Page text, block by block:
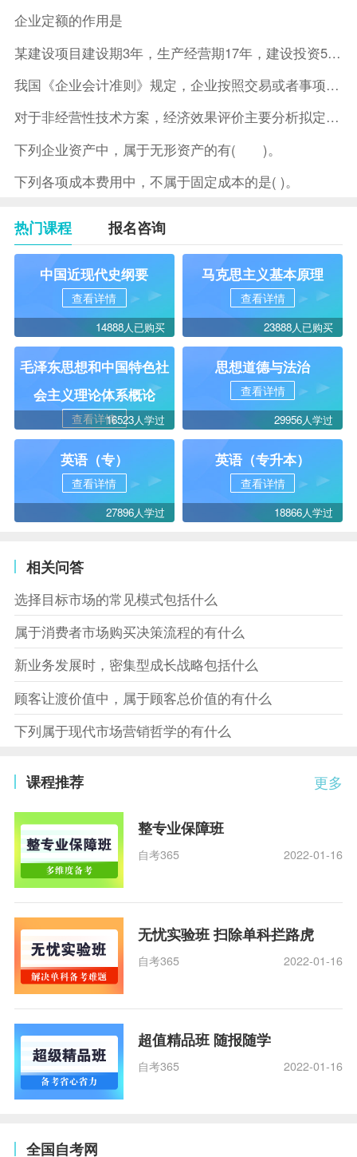
企业定额的作用是
某建设项目建设期3年，生产经营期17年，建设投资5500万元
我国《企业会计准则》规定，企业按照交易或者事项的经济特征确定
对于非经营性技术方案，经济效果评价主要分析拟定方案的( )。
下列企业资产中，属于无形资产的有( )。
下列各项成本费用中，不属于固定成本的是( )。
热门课程 报名咨询
中国近现代史纲要
查看详情
14888人已购买
马克思主义基本原理
查看详情
23888人已购买
毛泽东思想和中国特色社
会主义理论体系概论
查看详情16523人学过
思想道德与法治
查看详情
29956人学过
英语（专）
查看详情
27896人学过
英语（专升本）
查看详情
18866人学过
相关问答
选择目标市场的常见模式包括什么
属于消费者市场购买决策流程的有什么
新业务发展时，密集型成长战略包括什么
顾客让渡价值中，属于顾客总价值的有什么
下列属于现代市场营销哲学的有什么
更多
课程推荐
整专业保障班
自考365 2022-01-16
无忧实验班 扫除单科拦路虎
自考365 2022-01-16
超值精品班 随报随学
自考365 2022-01-16
全国自考网